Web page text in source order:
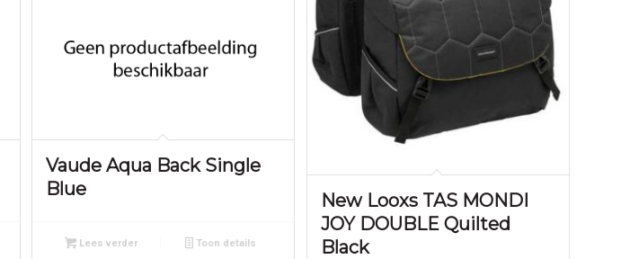
Vaude Aqua Back Single
Blue
Lees verder Toon details
New Looxs TAS MONDI
JOY DOUBLE Quilted
Black